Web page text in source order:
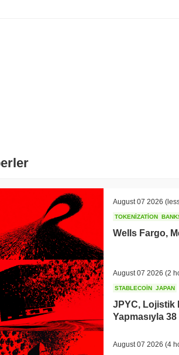
August 07 2026
TOKENIZATION
Wells Fargo,
August 07 2026 (2
STABLECOIN JAPAN
JPYC, Lojistik
Yapmasıyla
August 07 2026 (4